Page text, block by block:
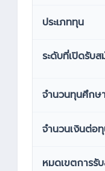
ประเภททุน
ระดับที่เปิดรับส
จำนวนทุนศึกษ
จำนวนเงินต่อ
หมดเขตการรั